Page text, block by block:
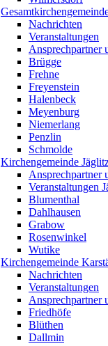
Nachrichten
Veranstaltungen
Ansprechpartner
Brügge
Frehne
Freyenstein
Halenbeck
Meyenburg
Niemerlang
Penzlin
Schmolde
Kirchengemeinde
Ansprechpartner
Veranstaltungen
Blumenthal
Dahlhausen
Grabow
Rosenwinkel
Wutike
Kirchengemeinde
Nachrichten
Veranstaltungen
Ansprechpartner
Friedhöfe
Blüthen
Dallmin